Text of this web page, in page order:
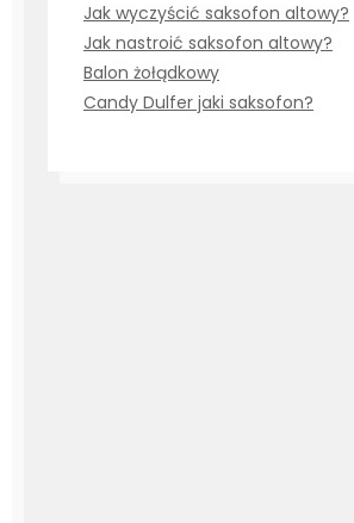
Jak wyczyścić saksofon altowy?
Jak nastroić saksofon altowy?
Balon żołądkowy
Candy Dulfer jaki saksofon?